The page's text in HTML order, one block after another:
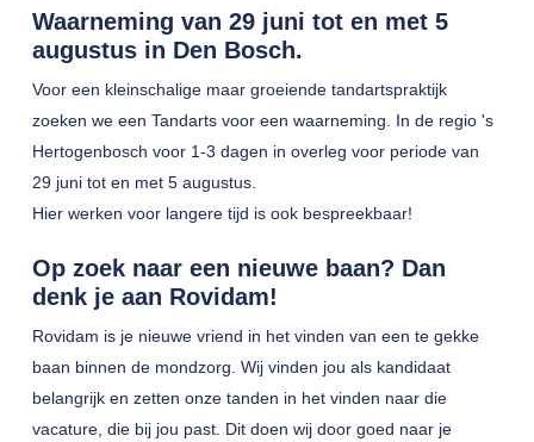
Waarneming van 29 juni tot en met 5
augustus in Den Bosch.
Voor een kleinschalige maar groeiende tandartspraktijk
zoeken we een Tandarts voor een waarneming. In de regio 's
Hertogenbosch voor 1-3 dagen in overleg voor periode van
29 juni tot en met 5 augustus.
Hier werken voor langere tijd is ook bespreekbaar!
Op zoek naar een nieuwe baan? Dan
denk je aan Rovidam!
Rovidam is je nieuwe vriend in het vinden van een te gekke
baan binnen de mondzorg. Wij vinden jou als kandidaat
belangrijk en zetten onze tanden in het vinden naar die
vacature, die bij jou past. Dit doen wij door goed naar je